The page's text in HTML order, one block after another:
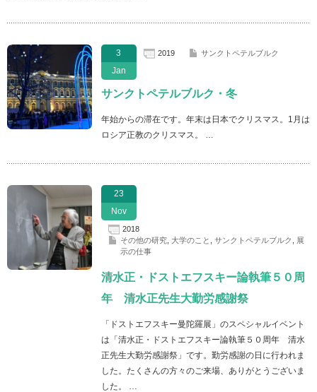
3
Jan
2019 サンクトペテルブルク
サンクトペテルブルク・冬
年始からの滞在です。年末は日本でクリスマス。1月は
ロシア正教のクリスマス。 …
23
Nov
2018
その他の研究, 大学のこと サンクトペテルブルク
展
示の仕事
清水正・ドストエフスキー論執筆５０周
年 清水正先生大勤労感謝祭
「ドストエフスキー曼陀羅展」のスペシャルイベント
は「清水正・ドストエフスキー論執筆５０周年 清水
正先生大勤労感謝祭」です。勤労感謝の日に行われま
した。たくさんの方々のご来場、ありがとうございま
した。 …